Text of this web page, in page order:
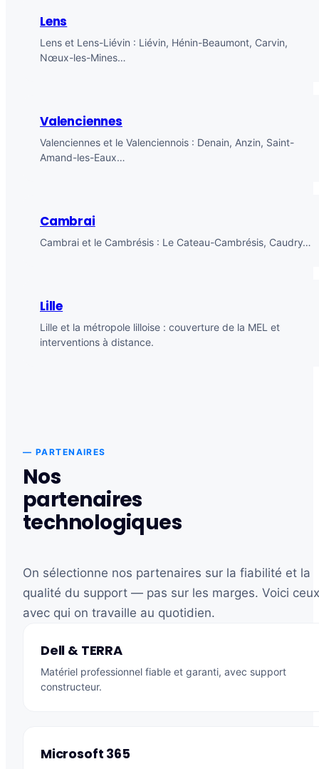
Lens
Lens et Lens-Liévin : Liévin, Hénin-Beaumont, Carvin,
Nœux-les-Mines…
Valenciennes
Valenciennes et le Valenciennois : Denain, Anzin, Saint-
Amand-les-Eaux…
Cambrai
Cambrai et le Cambrésis : Le Cateau-Cambrésis, Caudry…
Lille
Lille et la métropole lilloise : couverture de la MEL et
interventions à distance.
— PARTENAIRES
Nos
partenaires
technologiques
On sélectionne nos partenaires sur la fiabilité et la
qualité du support — pas sur les marges. Voici ceux
avec qui on travaille au quotidien.
Dell & TERRA
Matériel professionnel fiable et garanti, avec support
constructeur.
Microsoft 365